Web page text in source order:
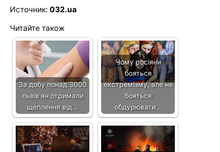
Источник: 032.ua
Читайте також
За добу понад 3000
львів'ян отримали
щеплення від…
Чому росіяни
бояться
екстремізму, але не
бояться
обдурювати…